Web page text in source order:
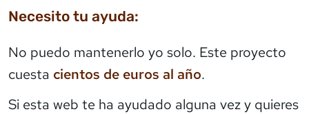
Necesito tu ayuda:
No puedo mantenerlo yo solo. Este proyecto
cuesta cientos de euros al año.
Si esta web te ha ayudado alguna vez y quieres